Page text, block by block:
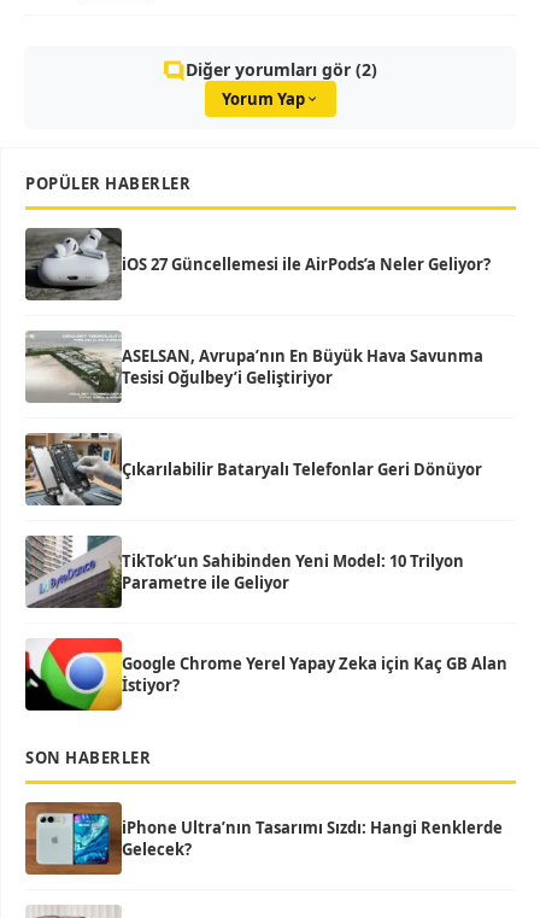
Diğer yorumları gör (2)
Yorum Yap
POPÜLER HABERLER
iOS 27 Güncellemesi ile AirPods’a Neler Geliyor?
ASELSAN, Avrupa’nın En Büyük Hava Savunma
Tesisi Oğulbey’i Geliştiriyor
Çıkarılabilir Bataryalı Telefonlar Geri Dönüyor
TikTok’un Sahibinden Yeni Model: 10 Trilyon
Parametre ile Geliyor
Google Chrome Yerel Yapay Zeka için Kaç GB Alan
İstiyor?
SON HABERLER
iPhone Ultra’nın Tasarımı Sızdı: Hangi Renklerde
Gelecek?